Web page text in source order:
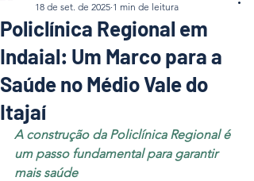
Policlínica Regional em
Indaial: Um Marco para a
Saúde no Médio Vale do
Itajaí
18 de set. de 2025 1 min de leitura
A construção da Policlínica Regional é
um passo fundamental para garantir
mais saúde